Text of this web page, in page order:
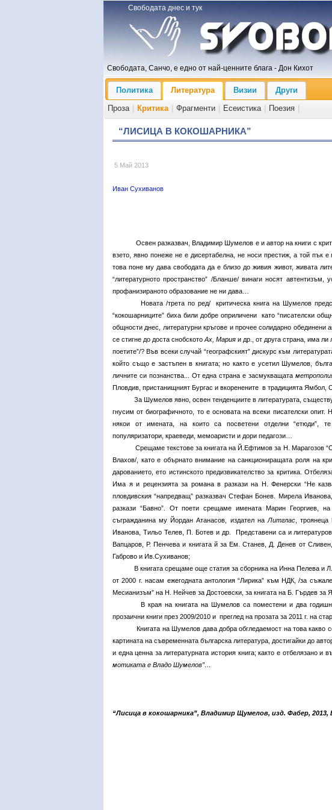
Свободата днес и тук
Свободата, Санчо, е едно от най-ценните блага - Дон Кихот
Политика Литература Визии
Други
Проза
Критика Фрагменти Есеистика Поезия
“ЛИСИЦА В КОКОШАРНИКА”
5 Май 2013
Иван Сухиванов
Освен разказвач, Владимир Шумелов е и автор на книги с
взето, явно понеже не е дисертабелна, не носи престиж, а той пък
това поне му дава свободата да е близо до живия живот, живата
“литературното пространство” /Бланше/ винаги носят
профанизираното образование не ни дава…
Новата /трета по ред/ критическа книга на Шумелов
“кокошарниците” биха били добре оприличени като “писателски
общности днес, литературни кръгове и прочее солидарно обединени
се стигне до доста снобското Ах, Мария и др., от друга страна, има ли
поетите”/? Във всеки случай “географският” дискурс към
който също е застъпен в книгата; но както е усетил Шумелов,
личните си познанства... От една страна е засмукващата
Пловдив, пристанищният Бургас и вкоренените в традицията Ямбол,
За Шумелов явно, освен тенденциите в литературата,
гнусим от биографичното, то е основата на всеки писателски
някои от имената, на които са посветени отделни “етюди”, те
популяризатори, краеведи, мемоаристи и дори педагози…
Срещаме текстове за книгата на Й.Ефтимов за Н. Марагозов
Влахов/, като е обърнато внимание на санкциониращата роля на
дарованието, ето истинското предизвикателство за критика.
Има я и рецензията за романа в разкази на Н. Фенерски “Не
пловдивския “напредващ” разказвач Стефан Бонев. Мирела
разкази “Бавно”. От поети срещаме имената Марин Георгиев,
съгражданина му Йордан Атанасов, издател на Литглас, троянеца
Иванова, Тильо Телев, П. Ботев и др. Представени са и
Вапцаров, Р. Пенчева и книгата й за Ем. Станев, Д. Денев от
Габрово и Ив.Сухиванов;
В книгата срещаме още статия за сборника на Инна Пелева и Л.
от 2000 г. насам ежегодната антология “Лирика” към НДК, /за
Месианизъм” на Н. Нейчев за Достоевски, за книгата на Б. Гърдев за
В края на книгата на Шумелов са поместени и два
прозаични книги през 2009/2010 и преглед на прозата за 2011 г. на
Книгата на Шумелов дава добра обгледаемост на това какво се
картината на съвременната българска литература, достигайки до
и една ценна за литературната история книга; както е отбелязано и
мотиката е Владо Шумелов”…
“Лисица в кокошарника”, Владимир Щумелов, изд. Фабер, 2013,